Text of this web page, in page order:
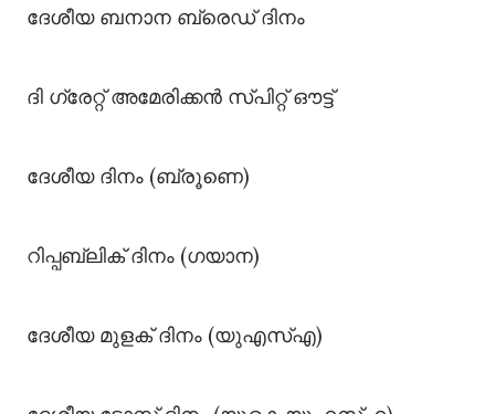
ദേശീയ ബനാന ബ്രെഡ് ദിനം
ദി ഗ്രേറ്റ് അമേരിക്കൻ സ്പിറ്റ് ഔട്ട്
ദേശീയ ദിനം (ബ്രൂണെ)
റിപ്പബ്ലിക് ദിനം (ഗയാന)
ദേശീയ മുളക് ദിനം (യുഎസ്എ)